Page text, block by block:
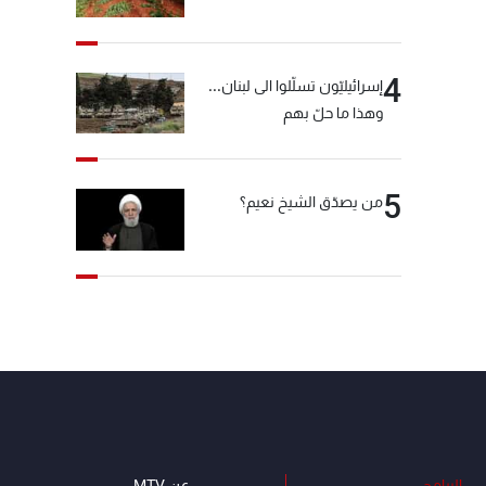
4إسرائيليّون تسلّلوا الى لبنان...
وهذا ما حلّ بهم
5من يصدّق الشيخ نعيم؟